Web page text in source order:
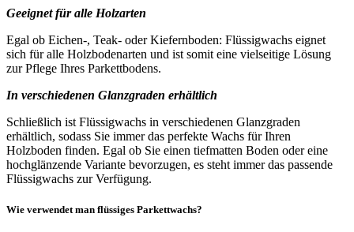
Geeignet für alle Holzarten
Egal ob Eichen-, Teak- oder Kiefernboden: Flüssigwachs eignet
sich für alle Holzbodenarten und ist somit eine vielseitige Lösung
zur Pflege Ihres Parkettbodens.
In verschiedenen Glanzgraden erhältlich
Schließlich ist Flüssigwachs in verschiedenen Glanzgraden
erhältlich, sodass Sie immer das perfekte Wachs für Ihren
Holzboden finden. Egal ob Sie einen tiefmatten Boden oder eine
hochglänzende Variante bevorzugen, es steht immer das passende
Flüssigwachs zur Verfügung.
Wie verwendet man flüssiges Parkettwachs?